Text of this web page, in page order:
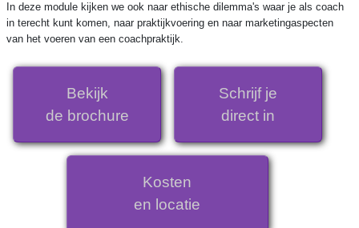
In deze module kijken we ook naar ethische dilemma's waar je als coach
in terecht kunt komen, naar praktijkvoering en naar marketingaspecten
van het voeren van een coachpraktijk.
Bekijk
de brochure
Schrijf je
direct in
Kosten
en locatie